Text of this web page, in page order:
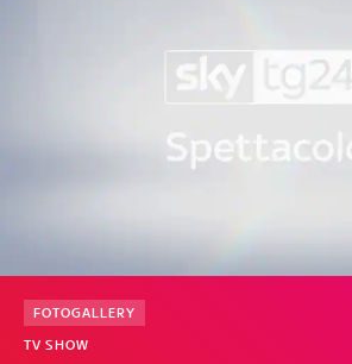
TV SHOW
FOTOGALLERY